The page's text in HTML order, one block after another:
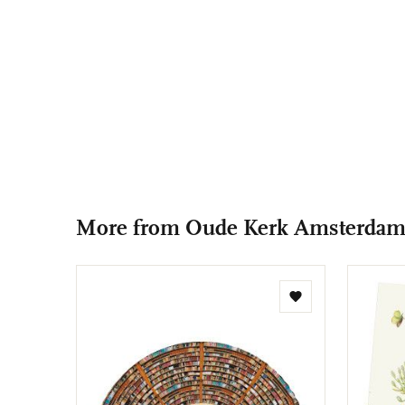
More from Oude Kerk Amsterdam
Add